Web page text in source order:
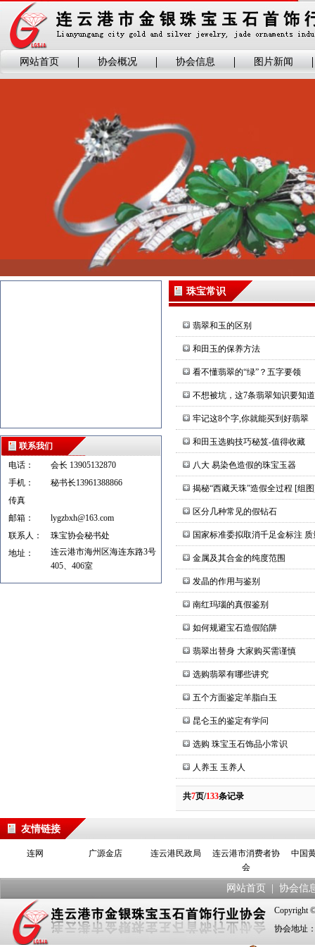
网站首页 协会概况 协会信息 图片新闻
联系我们
电话：
会长 13905132870
手机：
秘书长13961388866
传真
邮箱：
lygzbxh@163.com
联系人：
珠宝协会秘书处
地址：
连云港市海州区海连东路3号
405、406室
珠宝常识
翡翠和玉的区别
和田玉的保养方法
看不懂翡翠的“绿”？五字要领
不想被坑，这7条翡翠知识要知道
牢记这8个字,你就能买到好翡翠
和田玉选购技巧秘笈-值得收藏
八大 易染色造假的珠宝玉器
揭秘“西藏天珠”造假全过程 [组
区分几种常见的假钻石
国家标准委拟取消千足金标注
金属及其合金的纯度范围
发晶的作用与鉴别
南红玛瑙的真假鉴别
如何规避宝石造假陷阱
翡翠出替身 大家购买需谨慎
选购翡翠有哪些讲究
五个方面鉴定羊脂白玉
昆仑玉的鉴定有学问
选购 珠宝玉石饰品小常识
人养玉 玉养人
共7页/133条记录
友情链接
连网 广源金店 连云港民政局
连云港市消费者协
会
中国
网站首页 协会信
Copyright
协会地址